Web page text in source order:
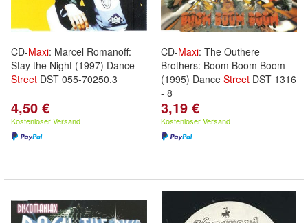
CD-Maxi: Marcel Romanoff:
Stay the Night (1997) Dance
Street DST 055-70250.3
4,50 €
Kostenloser Versand
CD-Maxi: The Outhere
Brothers: Boom Boom Boom
(1995) Dance Street DST 1316
- 8
3,19 €
Kostenloser Versand